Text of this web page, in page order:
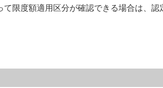
限度額適用区分が確認できる場合は、認